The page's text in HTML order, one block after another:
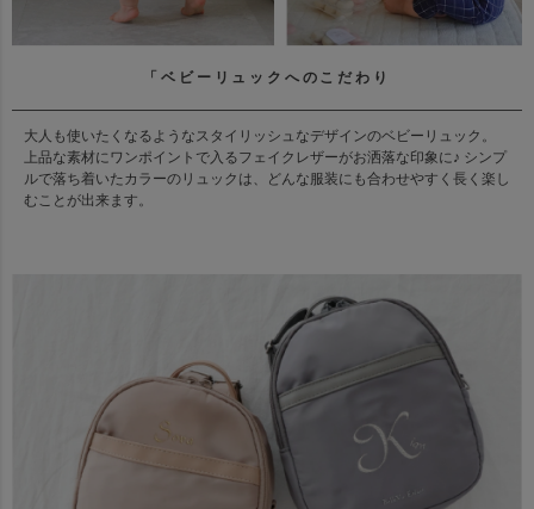
「ベビーリュックへのこだわり
大人も使いたくなるようなスタイリッシュなデザインのベビーリュック。
上品な素材にワンポイントで入るフェイクレザーがお洒落な印象に♪ シンプ
ルで落ち着いたカラーのリュックは、どんな服装にも合わせやすく長く楽し
むことが出来ます。